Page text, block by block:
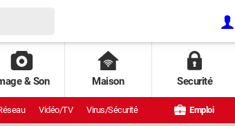
& Son Maison Securité
Vidéo/TV Virus/Sécurité Emploi